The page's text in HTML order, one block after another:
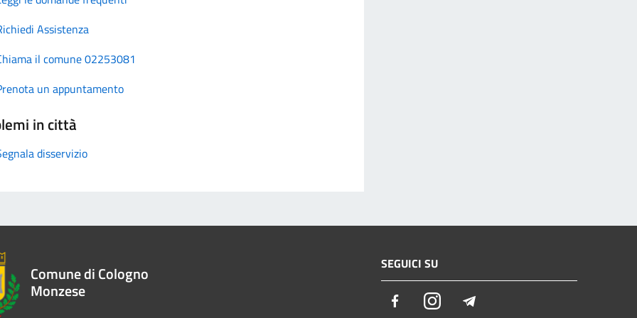
Assistenza
il comune 02253081
un appuntamento
in città
disservizio
Comune di Cologno
Monzese
SEGUICI SU
FacebookInstagram